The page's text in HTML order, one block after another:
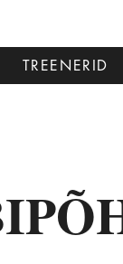
TREENERID